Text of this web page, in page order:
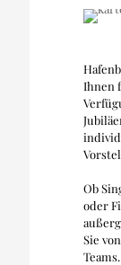
Ihnen
Ob
oder
Sie